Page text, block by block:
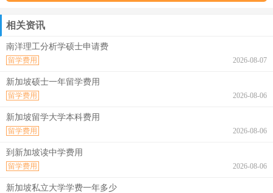
相关资讯
南洋理工分析学硕士申请费
2026-08-07
留学费用
新加坡硕士一年留学费用
2026-08-06
留学费用
新加坡留学大学本科费用
2026-08-06
留学费用
到新加坡读中学费用
2026-08-06
留学费用
新加坡私立大学学费一年多少